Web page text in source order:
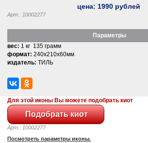
цена: 1990 рублей
Арт.: 10002277
Параметры
вес: 1 кг 135 грамм
формат: 240x210x60мм
издатель: ТИЛЬ
Для этой иконы Вы можете подобрать киот
Арт.: 10002277
Посмотреть параметры иконы.